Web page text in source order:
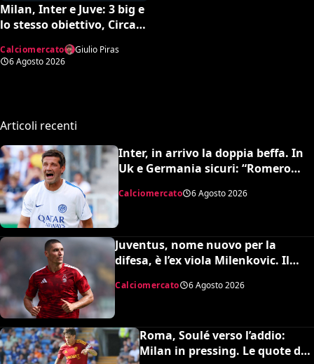
Milan, Inter e Juve: 3 big e
lo stesso obiettivo, Circati
di 35 milioni
Calciomercato
Giulio Piras
6 Agosto 2026
Articoli recenti
Inter, in arrivo la doppia beffa. In
Uk e Germania sicuri: “Romero
Calciomercato 6 Agosto 2026
Juventus, nome nuovo per la
difesa, è l’ex viola Milenkovic. Il
milioni
Calciomercato 6 Agosto 2026
Roma, Soulé verso l’addio:
Milan in pressing. Le quote dei